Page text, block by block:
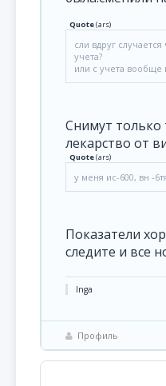
Quote(ars)
сли вдруг
учета?
или с учета вообще
Снимут только
лекарство от
Quote(ars)
у меня ис-600, вн -
Показатели
следите и все
Inga
Профиль